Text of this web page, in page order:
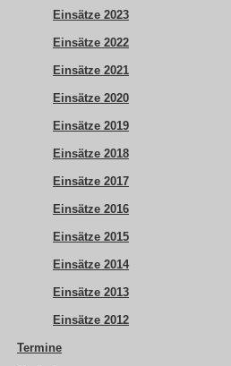
Einsätze 2023
Einsätze 2022
Einsätze 2021
Einsätze 2020
Einsätze 2019
Einsätze 2018
Einsätze 2017
Einsätze 2016
Einsätze 2015
Einsätze 2014
Einsätze 2013
Einsätze 2012
Termine